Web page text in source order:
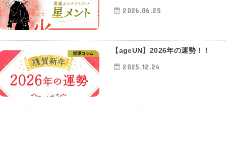
2026.06.25
開運コラム 【ageUN】2026年の運勢！！
2025.12.24